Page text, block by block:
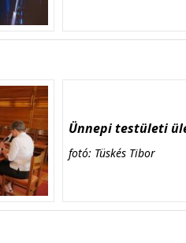
Ünnepi testületi
fotó: Tüskés Tibor